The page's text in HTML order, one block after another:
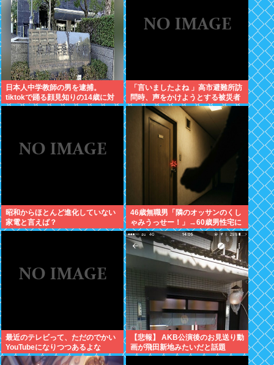
日本人中学教師の男を逮捕。
tiktokで踊る顔見知りの14歳に対
し「全部見えるように。下も見せ
「言いましたよね 」高市避難所訪
問時、声をかけようとする被災者
を威圧する謎のハゲガードマンが
昭和からほとんど進化していない
家電と言えば？
46歳無職男「隣のオッサンのくし
ゃみうっせー！」→60歳男性宅に
侵入し暴行を加えて逮捕
最近のテレビって、ただのでかい
YouTubeになりつつあるよな
【悲報】 AKB公演後のお見送り動
画が飛田新地みたいだと話題
に・・・